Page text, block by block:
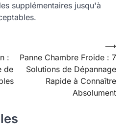
supplémentaires jusqu'à
:
de
Panne Chambre Froide : 7
Solutions de Dépannage
Rapide à Connaître
Absolument
⟶